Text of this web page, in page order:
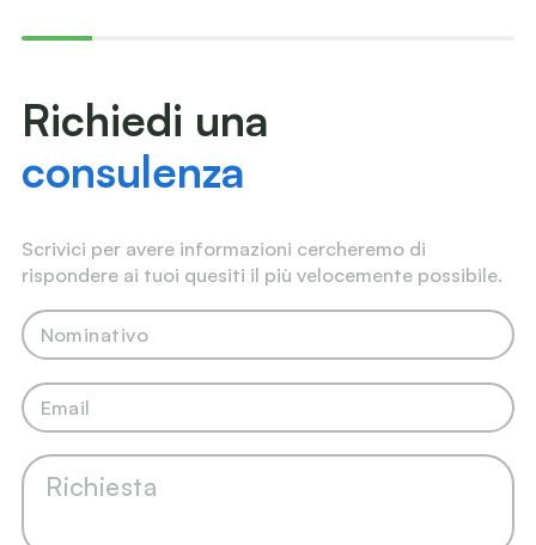
Richiedi una
consulenza
Scrivici per avere informazioni cercheremo di
rispondere ai tuoi quesiti il più velocemente possibile.